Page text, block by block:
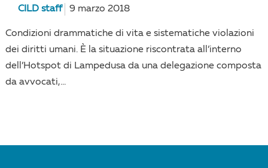
CILD staff 9 marzo 2018
Condizioni drammatiche di vita e sistematiche violazioni
dei diritti umani. È la situazione riscontrata all’interno
dell’Hotspot di Lampedusa da una delegazione composta
da avvocati,...